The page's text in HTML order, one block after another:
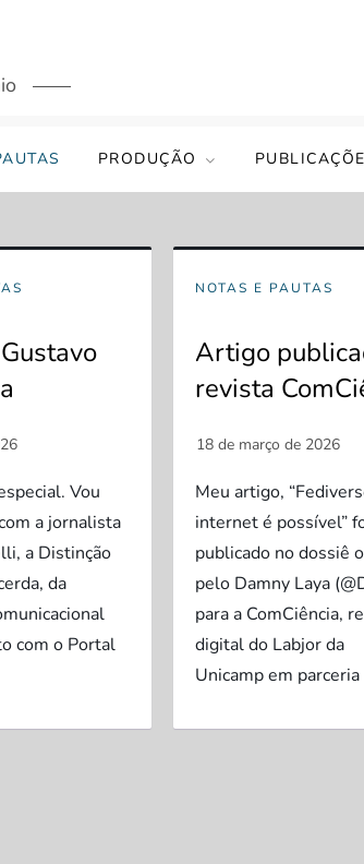
PRODUÇÃO
Vou
a jornalista
a Distinção
da
com o Portal
NOTAS E PAUTAS
Artigo
revista
Meu artigo,
internet é possível”
publicado no dossiê
pelo Damny Laya
para a ComCiência,
digital do Labjor da
Unicamp em